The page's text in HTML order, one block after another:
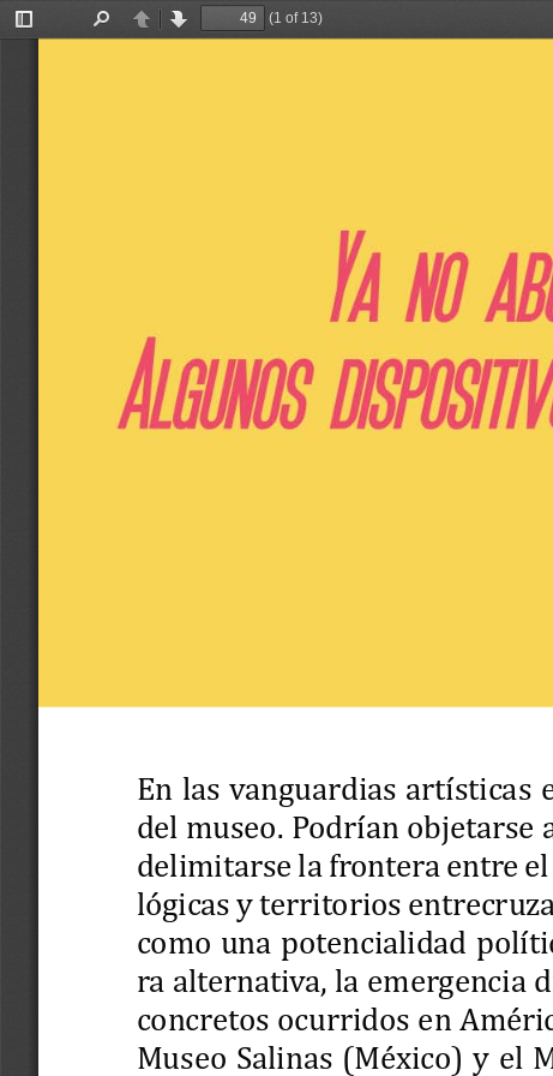
Toggle
PreviousNext
(1 of 13)
En las vanguardias artísticas
del museo. Podrían objetarse
delimitarse la frontera entre
lógicas y territorios
como una potencialidad
ra alternativa, la emergencia
concretos ocurridos en
Museo Salinas (México) y el